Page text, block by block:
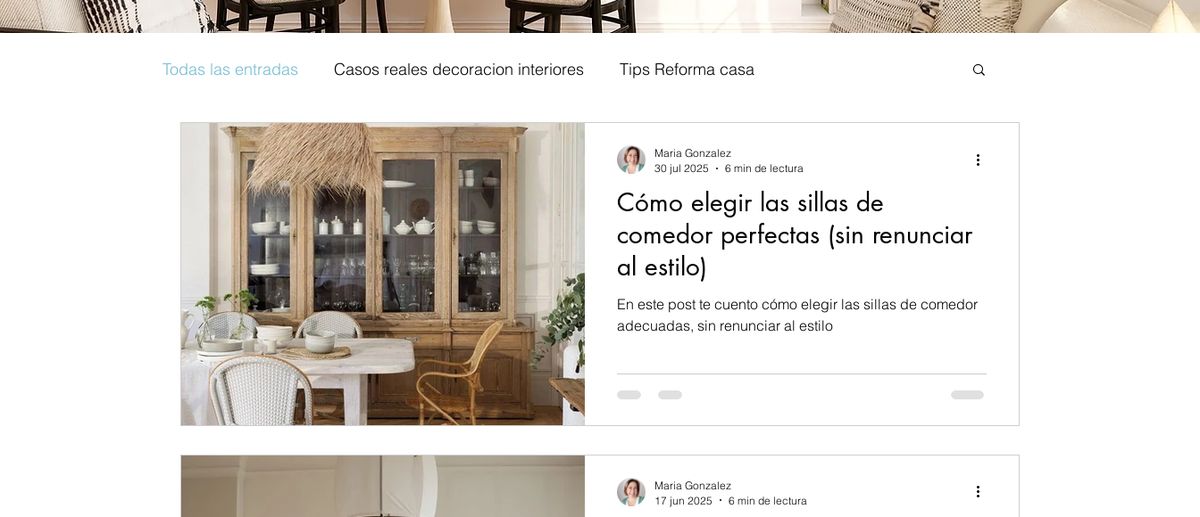
Todas las entradas Casos reales decoracion interiores Tips Reforma casa
Tips Decoracion y diseño interiores Estilos decorativos
Metodologia decoracion interiores Metodologia diseño interiores Coaching
Libros decoracion Tendencias decoración Promociones Eventos
Decoración de Navidad Premios y reconocimientos
Decoración de dormitorios Decoración salón Decoración comedor
Decoración espacios pequeños Formación decoracion de interiores
Cómo elegir las sillas de
comedor perfectas (sin renunciar
al estilo)
En este post te cuento cómo elegir las sillas de comedor
adecuadas, sin renunciar al estilo
Maria Gonzalez
30 jul 2025
6 min de lectura
Maria Gonzalez
17 jun 2025
6 min de lectura